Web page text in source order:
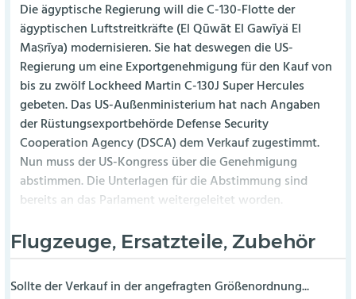
Die ägyptische Regierung will die C-130-Flotte der
ägyptischen Luftstreitkräfte (El Qūwāt El Gawīyä El
Maṣrīya) modernisieren. Sie hat deswegen die US-
Regierung um eine Exportgenehmigung für den Kauf von
bis zu zwölf Lockheed Martin C-130J Super Hercules
gebeten. Das US-Außenministerium hat nach Angaben
der Rüstungsexportbehörde Defense Security
Cooperation Agency (DSCA) dem Verkauf zugestimmt.
Nun muss der US-Kongress über die Genehmigung
abstimmen. Die Unterlagen für die Abstimmung sind
bereits an das Parlament weitergeleitet worden.
Flugzeuge, Ersatzteile, Zubehör
Sollte der Verkauf in der angefragten Größenordnung...